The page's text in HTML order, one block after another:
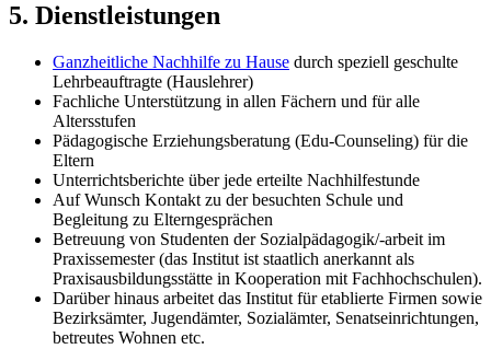
5. Dienstleistungen
Ganzheitliche Nachhilfe zu Hause durch speziell geschulte
Lehrbeauftragte (Hauslehrer)
Fachliche Unterstützung in allen Fächern und für alle
Altersstufen
Pädagogische Erziehungsberatung (Edu-Counseling) für die
Eltern
Unterrichtsberichte über jede erteilte Nachhilfestunde
Auf Wunsch Kontakt zu der besuchten Schule und
Begleitung zu Elterngesprächen
Betreuung von Studenten der Sozialpädagogik/-arbeit im
Praxissemester (das Institut ist staatlich anerkannt als
Praxisausbildungsstätte in Kooperation mit Fachhochschulen).
Darüber hinaus arbeitet das Institut für etablierte Firmen sowie
Bezirksämter, Jugendämter, Sozialämter, Senatseinrichtungen,
betreutes Wohnen etc.